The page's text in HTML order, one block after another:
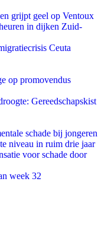
grijpt geel op Ventoux
in dijken Zuid-
Ceuta
op promovendus
Gereedschapskist
schade bij jongeren
niveau in ruim drie jaar
voor schade door
week 32